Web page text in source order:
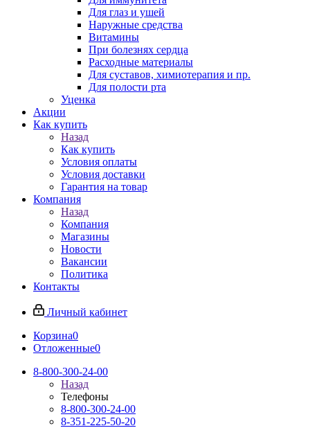
Для глаз и ушей
Наружные средства
Витамины
При болезнях сердца
Расходные материалы
Для суставов, химиотерапия и пр.
Для полости рта
Уценка
Акции
Как купить
Назад
Как купить
Условия оплаты
Условия доставки
Гарантия на товар
Компания
Назад
Компания
Магазины
Новости
Вакансии
Политика
Контакты
Личный кабинет
Корзина0
Отложенные0
8-800-300-24-00
Назад
Телефоны
8-800-300-24-00
8-351-225-50-20